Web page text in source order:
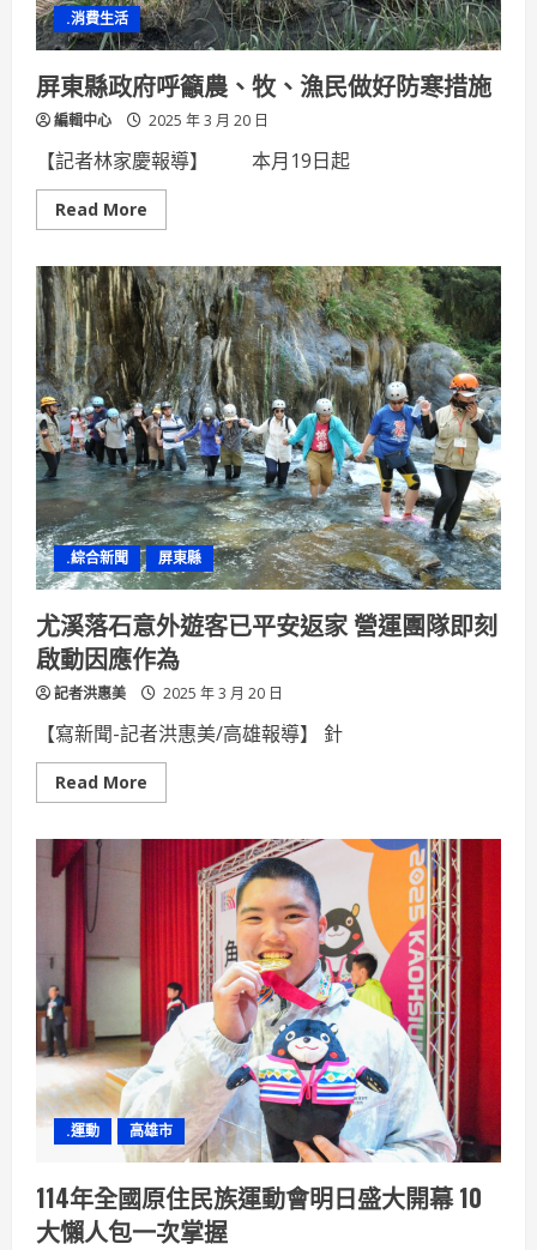
即
刻
啟
動
因
應
作
.消費生活
屏東縣政府呼籲農、牧、漁民做好防寒措施
編輯中心 2025 年 3 月 20 日
【記者林家慶報導】 本月19日起
Read More
more
東
縣
政
府
呼
籲
農、
牧、
漁
民
做
好
防
寒
措
施
.綜合新聞 屏東縣
尤溪落石意外遊客已平安返家 營運團隊即刻
啟動因應作為
記者洪惠美 2025 年 3 月 20 日
【寫新聞-記者洪惠美/高雄報導】 針
Read More
more
溪
外
返
家
營
運
團
隊
即
刻
啟
動
因
應
作
為
.運動 高雄市
114年全國原住民族運動會明日盛大開幕 10
大懶人包一次掌握